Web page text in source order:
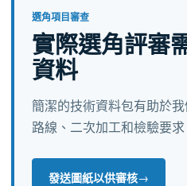
選角項目審查
實際選角評審
資料
簡潔的技術資料包有助於
路線、二次加工和檢驗要求
發送圖紙以供審核→